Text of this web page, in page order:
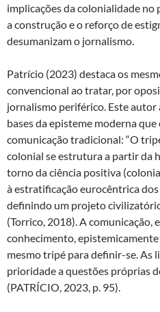
implicações da colonialidade no
a construção e o reforço de
desumanizam o jornalismo.
Patrício (2023) destaca os
convencional ao tratar, por
jornalismo periférico. Este autor
bases da episteme moderna
comunicação tradicional: “O
colonial se estrutura a partir da
torno da ciência positiva
à estratificação eurocêntrica
definindo um projeto
(Torrico, 2018). A comunicação,
conhecimento,
mesmo tripé para definir-se. As
prioridade a questões próprias
(PATRÍCIO, 2023, p. 95).